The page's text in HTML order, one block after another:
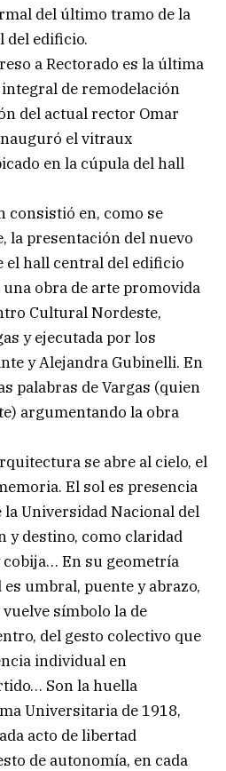
del último tramo de la
del edificio.
a Rectorado es la última
de remodelación
del actual rector Omar
el vitraux
en la cúpula del hall
consistió en, como se
la presentación del nuevo
el hall central del edificio
obra de arte promovida
Cultural Nordeste,
y ejecutada por los
y Alejandra Gubinelli. En
palabras de Vargas (quien
argumentando la obra
se abre al cielo, el
El sol es presencia
la Universidad Nacional del
y destino, como claridad
cobija… En su geometría
umbral, puente y abrazo,
símbolo la de
del gesto colectivo que
individual en
Son la huella
Universitaria de 1918,
acto de libertad
de autonomía, en cada